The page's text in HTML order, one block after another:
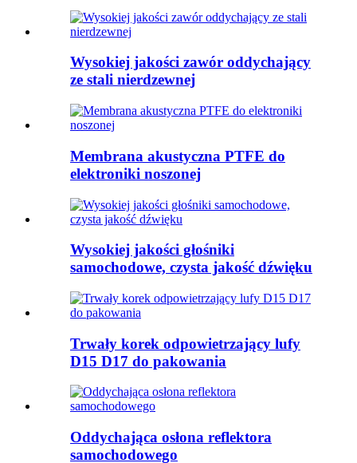
Wysokiej jakości zawór oddychający
ze stali nierdzewnej
Membrana akustyczna PTFE do
elektroniki noszonej
Wysokiej jakości głośniki
samochodowe, czysta jakość dźwięku
Trwały korek odpowietrzający lufy
D15 D17 do pakowania
Oddychająca osłona reflektora
samochodowego